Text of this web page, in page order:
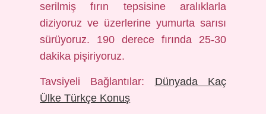
serilmiş fırın tepsisine aralıklarla
diziyoruz ve üzerlerine yumurta sarısı
sürüyoruz. 190 derece fırında 25-30
dakika pişiriyoruz.
Tavsiyeli Bağlantılar: Dünyada Kaç
Ülke Türkçe Konuş